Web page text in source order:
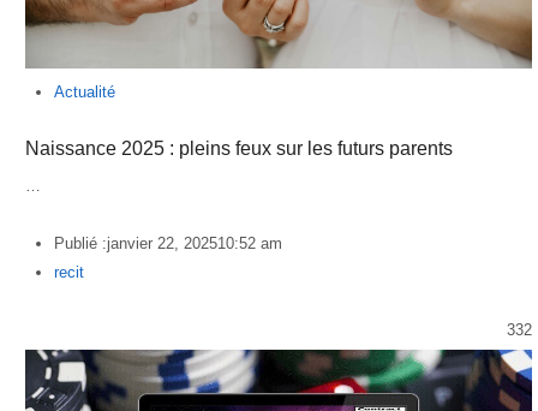
Actualité
Naissance 2025 : pleins feux sur les futurs parents
Publié :janvier 22, 202510:52 am
Author
recit
332